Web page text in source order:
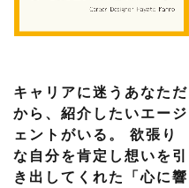
キャリアに迷うあなただ
から、紹介したいエージ
ェントがいる。 欲張り
な自分を肯定し想いを引
き出してくれた「心に響